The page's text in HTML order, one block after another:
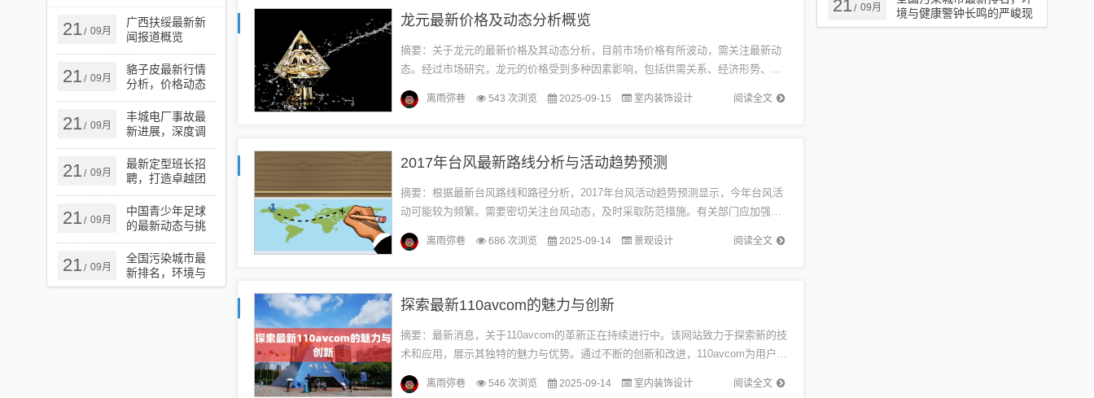
21 / 09月
广西扶绥最新新
闻报道概览
21 / 09月
貉子皮最新行情
分析，价格动态
与市场趋势探讨
21 / 09月
丰城电厂事故最
新进展，深度调
查及后续处理措
施更新
21 / 09月
最新定型班长招
聘，打造卓越团
队的核心力量
21 / 09月
中国青少年足球
的最新动态与挑
战
21 / 09月
全国污染城市最
新排名，环境与
健康警钟长鸣的
龙元最新价格及动态分析概览
摘要：关于龙元的最新价格及其动态分析，目前市场价格有所波动，需关注最新动
态。经过市场研究，龙元的价格受到多种因素影响，包括供需关系、经济形势、政
策调整等。目前，需要进行详细的市场分析以获取最新的价格信息及其趋势预
测。...
阅读全文
离雨弥巷 543 次浏览 2025-09-15 室内装饰设计
2017年台风最新路线分析与活动趋势预测
摘要：根据最新台风路线和路径分析，2017年台风活动趋势预测显示，今年台风活
动可能较为频繁。需要密切关注台风动态，及时采取防范措施。有关部门应加强对
台风路径的监测和分析，及时发布预警信息，确保人民群众生命财产安全。台...
阅读全文
离雨弥巷 686 次浏览 2025-09-14 景观设计
探索最新110avcom的魅力与创新
摘要：最新消息，关于110avcom的革新正在持续进行中。该网站致力于探索新的技
术和应用，展示其独特的魅力与优势。通过不断的创新和改进，110avcom为用户带
来前所未有的体验，无论是功能还是内容，都展现出令人瞩目的...
阅读全文
离雨弥巷 546 次浏览 2025-09-14 室内装饰设计
21 / 09月
境与健康警钟长鸣的严峻现
实